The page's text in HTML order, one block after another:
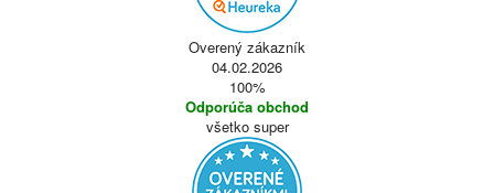
Overený zákazník
04.02.2026
100%
Odporúča obchod
všetko super